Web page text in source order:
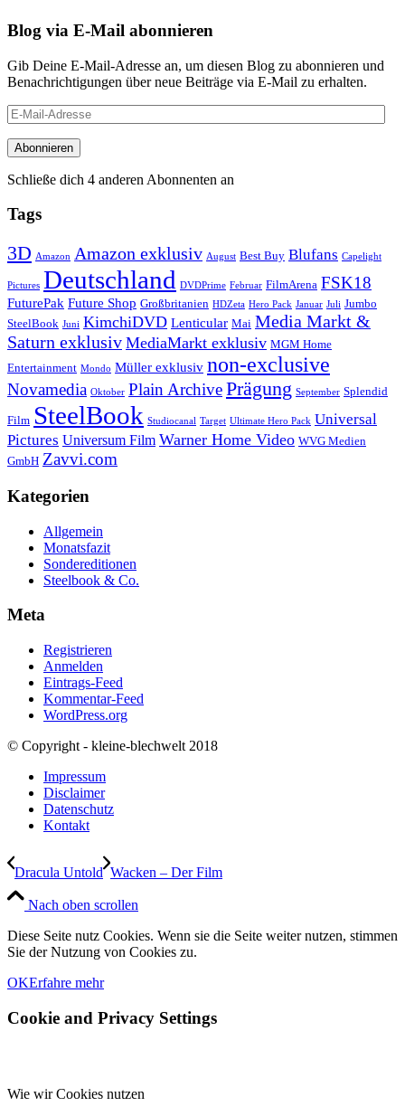
Blog via E-Mail abonnieren
Gib Deine E-Mail-Adresse an, um diesen Blog zu abonnieren und
Benachrichtigungen über neue Beiträge via E-Mail zu erhalten.
E-
Mail-
Adresse
Abonnieren
Schließe dich 4 anderen Abonnenten an
Tags
3D Amazon Amazon exklusiv August Best Buy Blufans Capelight
Pictures Deutschland DVDPrime Februar FilmArena FSK18
FuturePak Future Shop Großbritanien HDZeta Hero Pack Januar Juli Jumbo
SteelBook Juni KimchiDVD Lenticular Mai Media Markt &
Saturn exklusiv MediaMarkt exklusiv MGM Home
Entertainment Mondo Müller exklusiv non-exclusive
Novamedia Oktober Plain ArchivePrägung September Splendid
Film SteelBook Studiocanal Target Ultimate Hero Pack Universal
Pictures Universum Film Warner Home Video WVG Medien
GmbH Zavvi.com
Kategorien
Allgemein
Monatsfazit
Sondereditionen
Steelbook & Co.
Meta
Registrieren
Anmelden
Eintrags-Feed
Kommentar-Feed
WordPress.org
© Copyright - kleine-blechwelt 2018
Impressum
Disclaimer
Datenschutz
Kontakt
Dracula Untold Wacken – Der Film
Nach oben scrollen
Diese Seite nutz Cookies. Wenn sie die Seite weiter nutzen, stimmen
Sie der Nutzung von Cookies zu.
OKErfahre mehr
Cookie and Privacy Settings
Wie wir Cookies nutzen